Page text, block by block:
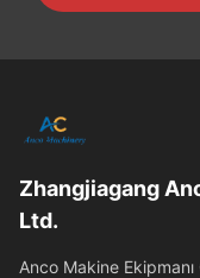
Zhangjiagang
Ltd.
Anco Makine